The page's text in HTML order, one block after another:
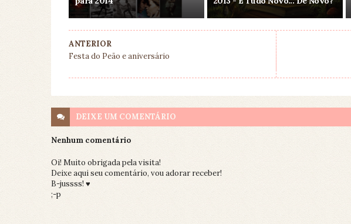
ANTERIOR
Festa do Peão e aniversário
DEIXE UM COMENTÁRIO
Nenhum comentário
Oi! Muito obrigada pela visita!
Deixe aqui seu comentário, vou adorar receber!
B-jussss! ♥
;-p